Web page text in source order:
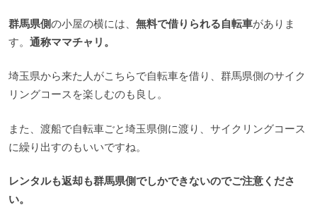
群馬県側の小屋の横には、 無料で借りられる自転車がありま
す。 通称ママチャリ。
埼玉県から来た人がこちらで自転車を借り、群馬県側のサイク
リングコースを楽しむのも良し。
また、渡船で自転車ごと埼玉県側に渡り、サイクリングコース
に繰り出すのもいいですね。
レンタルも返却も群馬県側でしかできないのでご注意くださ
い。